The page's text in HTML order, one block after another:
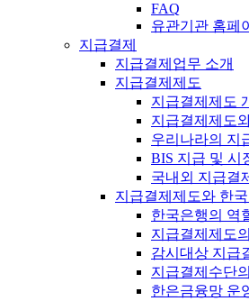
FAQ
유관기관 홈페
지급결제
지급결제업무 소개
지급결제제도
지급결제제도
지급결제제도
우리나라의 지
BIS 지급 및 시
국내외 지급결
지급결제제도와 한
한국은행의 역
지급결제제도
감시대상 지급
지급결제수단
한은금융망 운